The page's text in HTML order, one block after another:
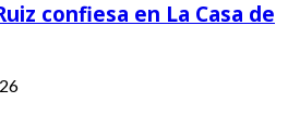
confiesa en La Casa de